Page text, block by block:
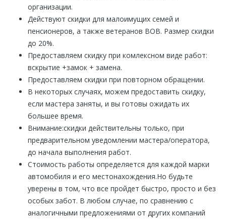
организации.
Действуют скидки для малоимущих семей и
пенсионеров, а также ветеранов ВОВ. Размер скидки
до 20%.
Предоставляем скидку при комлексном виде работ:
вскрытие +замок + замена.
Предоставляем скидки при повторном обращении.
В некоторых случаях, можем предоставить скидку,
если мастера заняты, и вы готовы ожидать их
большее время.
Внимание:скидки действительны только, при
предварительном уведомлении мастера/оператора,
до начала выполнения работ.
Стоимость работы определяется для каждой марки
автомобиля и его местонахождения.Но будьте
уверены в том, что все пройдет быстро, просто и без
особых забот. В любом случае, по сравнению с
аналогичными предложениями от других компаний